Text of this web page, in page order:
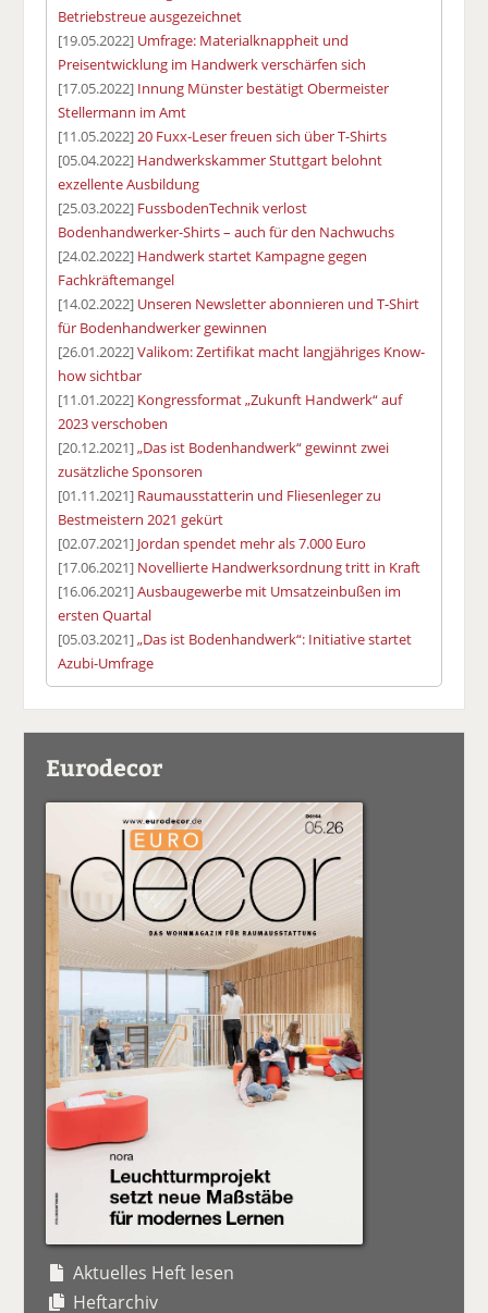
Betriebstreue ausgezeichnet
[19.05.2022] Umfrage: Materialknappheit und
Preisentwicklung im Handwerk verschärfen sich
[17.05.2022] Innung Münster bestätigt Obermeister
Stellermann im Amt
[11.05.2022]20 Fuxx-Leser freuen sich über T-Shirts
[05.04.2022] Handwerkskammer Stuttgart belohnt
exzellente Ausbildung
[25.03.2022] FussbodenTechnik verlost
Bodenhandwerker-Shirts – auch für den Nachwuchs
[24.02.2022] Handwerk startet Kampagne gegen
Fachkräftemangel
[14.02.2022] Unseren Newsletter abonnieren und T-Shirt
für Bodenhandwerker gewinnen
[26.01.2022]Valikom: Zertifikat macht langjähriges Know-
how sichtbar
[11.01.2022] Kongressformat „Zukunft Handwerk“ auf
2023 verschoben
[20.12.2021]„Das ist Bodenhandwerk“ gewinnt zwei
zusätzliche Sponsoren
[01.11.2021] Raumausstatterin und Fliesenleger zu
Bestmeistern 2021 gekürt
[02.07.2021] Jordan spendet mehr als 7.000 Euro
[17.06.2021] Novellierte Handwerksordnung tritt in Kraft
[16.06.2021]Ausbaugewerbe mit Umsatzeinbußen im
ersten Quartal
[05.03.2021]„Das ist Bodenhandwerk“: Initiative startet
Azubi-Umfrage
Eurodecor
Aktuelles Heft lesen
Heftarchiv